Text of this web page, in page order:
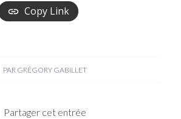
Copy Link
PAR GRÉGORY GABILLET
Partager cet entrée